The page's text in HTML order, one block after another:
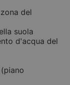
del
suola
d'acqua del